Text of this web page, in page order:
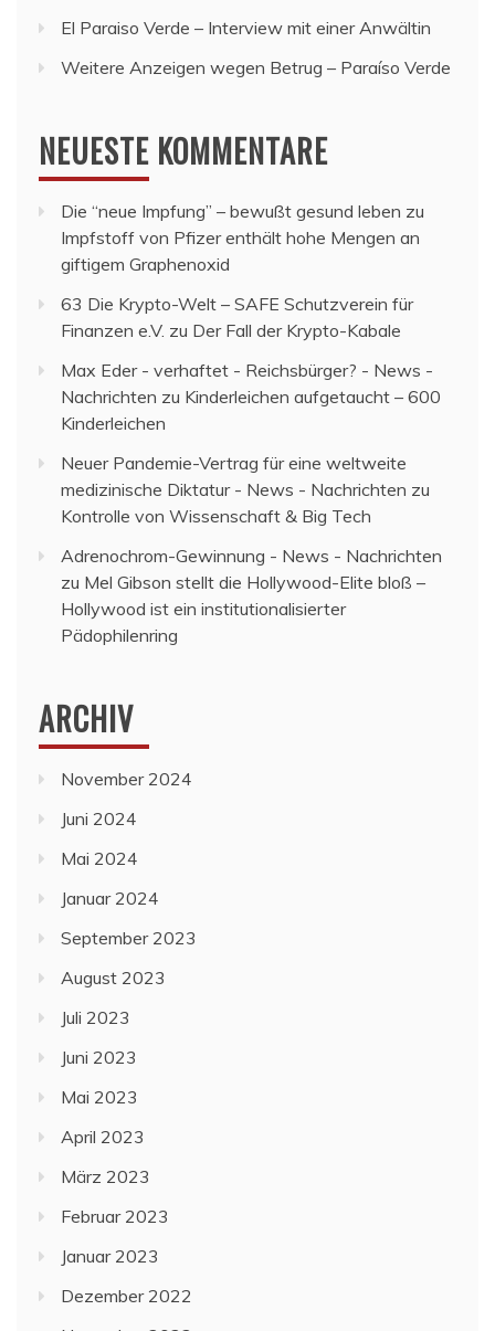
El Paraiso Verde – Interview mit einer Anwältin
Weitere Anzeigen wegen Betrug – Paraíso Verde
NEUESTE KOMMENTARE
Die “neue Impfung” – bewußt gesund leben zu
Impfstoff von Pfizer enthält hohe Mengen an
giftigem Graphenoxid
63 Die Krypto-Welt – SAFE Schutzverein für
Finanzen e.V. zu Der Fall der Krypto-Kabale
Max Eder - verhaftet - Reichsbürger? - News -
Nachrichten zu Kinderleichen aufgetaucht – 600
Kinderleichen
Neuer Pandemie-Vertrag für eine weltweite
medizinische Diktatur - News - Nachrichten zu
Kontrolle von Wissenschaft & Big Tech
Adrenochrom-Gewinnung - News - Nachrichten
zu Mel Gibson stellt die Hollywood-Elite bloß –
Hollywood ist ein institutionalisierter
Pädophilenring
ARCHIV
November 2024
Juni 2024
Mai 2024
Januar 2024
September 2023
August 2023
Juli 2023
Juni 2023
Mai 2023
April 2023
März 2023
Februar 2023
Januar 2023
Dezember 2022